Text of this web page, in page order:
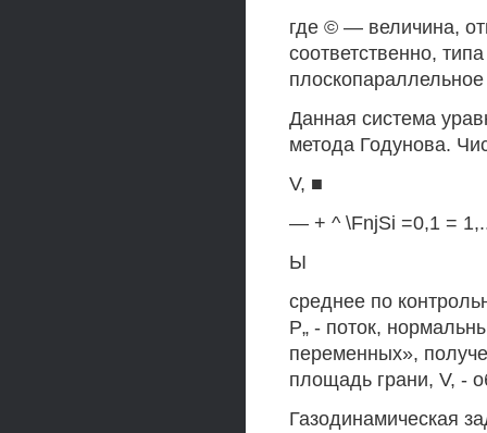
где © — величина,
соответственно,
Данная система
метода Годунова.
V, ■
— + ^ \FnjSi =0,1 =
Ы
среднее по
Р„ - поток,
переменных»,
площадь грани, V, -
Газодинамическая